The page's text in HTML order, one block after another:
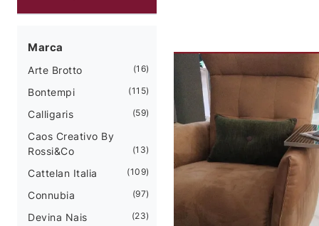
Marca
Arte Brotto 16
Bontempi 115
Calligaris 59
Caos Creativo By
Rossi&Co
13
Cattelan Italia 109
Connubia 97
Devina Nais 23